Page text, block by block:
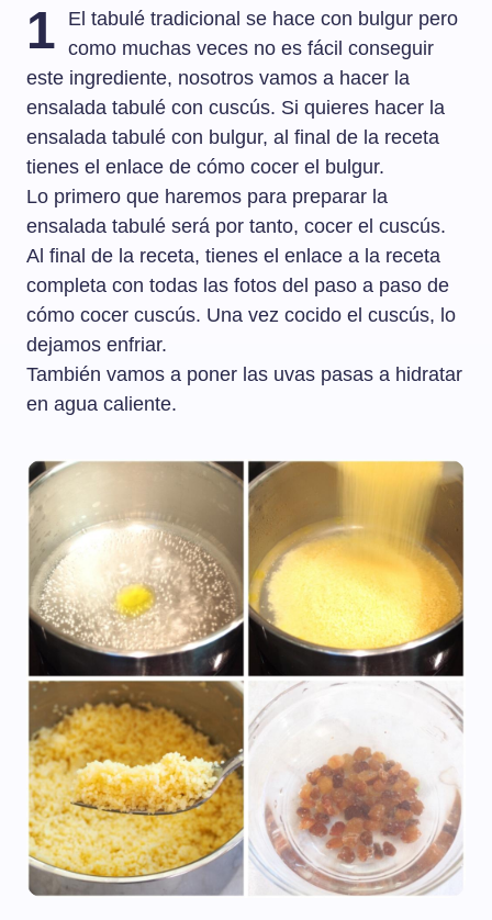
1
El tabulé tradicional se hace con bulgur pero
como muchas veces no es fácil conseguir
este ingrediente, nosotros vamos a hacer la
ensalada tabulé con cuscús. Si quieres hacer la
ensalada tabulé con bulgur, al final de la receta
tienes el enlace de cómo cocer el bulgur.
Lo primero que haremos para preparar la
ensalada tabulé será por tanto, cocer el cuscús.
Al final de la receta, tienes el enlace a la receta
completa con todas las fotos del paso a paso de
cómo cocer cuscús. Una vez cocido el cuscús, lo
dejamos enfriar.
También vamos a poner las uvas pasas a hidratar
en agua caliente.